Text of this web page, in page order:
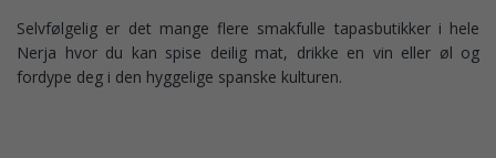
Selvfølgelig er det mange flere smakfulle tapasbutikker i hele
Nerja hvor du kan spise deilig mat, drikke en vin eller øl og
fordype deg i den hyggelige spanske kulturen.